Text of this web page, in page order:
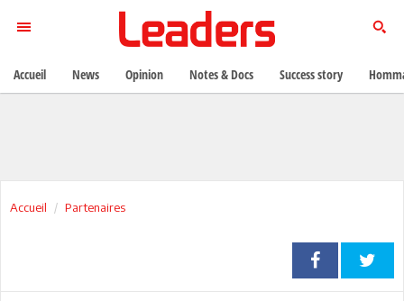
Accueil Partenaires
Accueil News Opinion Notes & Docs Success story